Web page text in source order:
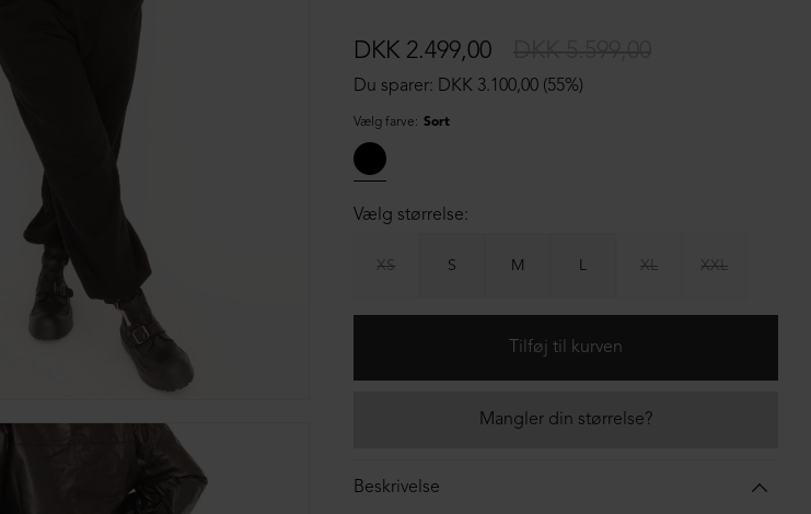
Du sparer: DKK 3.100,00 (55%)
DKK 2.499,00
Vælg farve: Sort
Vælg størrelse:
XS S M L XL XXL
Mangler din størrelse?
Beskrivelse